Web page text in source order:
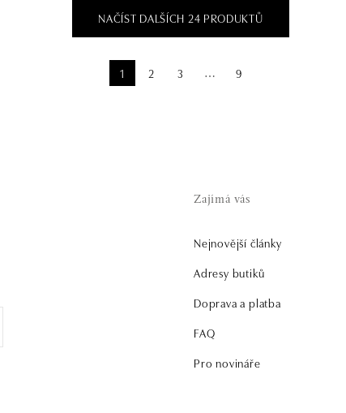
NAČÍST DALŠÍCH 24 PRODUKTŮ
1 2 3 ⋯ 9
Zajímá vás
Nejnovější články
Adresy butiků
Doprava a platba
FAQ
Pro novináře